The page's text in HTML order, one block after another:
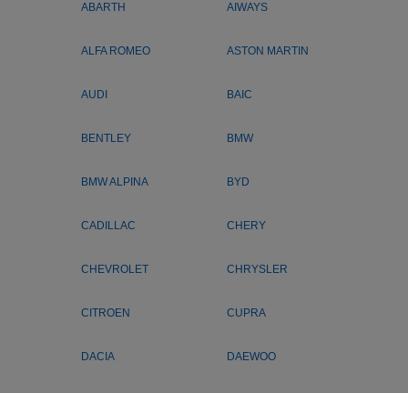
ABARTH AIWAYS
ALFA ROMEO ASTON MARTIN
AUDI BAIC
BENTLEY BMW
BMW ALPINA BYD
CADILLAC CHERY
CHEVROLET CHRYSLER
CITROEN CUPRA
DACIA DAEWOO